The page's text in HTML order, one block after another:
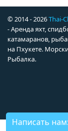
© 2014 - 2026Thai-
- Аренда яхт,
катамаранов,
на Пхукете.
Рыбалка.
Написать нам: